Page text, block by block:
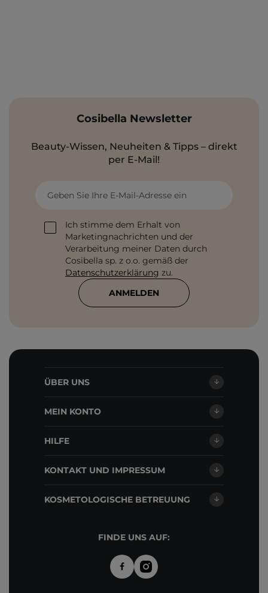
Cosibella Newsletter
Beauty-Wissen, Neuheiten & Tipps – direkt
per E-Mail!
Geben Sie Ihre E-Mail-Adresse ein
Ich stimme dem Erhalt von
Marketingnachrichten und der
Verarbeitung meiner Daten durch
Cosibella sp. z o.o. gemäß der
Datenschutzerklärung zu.
ANMELDEN
ÜBER UNS
MEIN KONTO
HILFE
KONTAKT UND IMPRESSUM
KOSMETOLOGISCHE BETREUUNG
FINDE UNS AUF: